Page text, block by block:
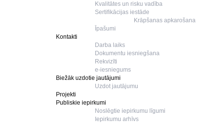
Kvalitātes un risku vadība
Sertifikācijas iestāde
Krāpšanas apkarošana
Īpašumi
Kontakti
Darba laiks
Dokumentu iesniegšana
Rekvizīti
e-iesniegums
Biežāk uzdotie jautājumi
Uzdot jautājumu
Projekti
Publiskie iepirkumi
Noslēgtie iepirkumu līgumi
Iepirkumu arhīvs